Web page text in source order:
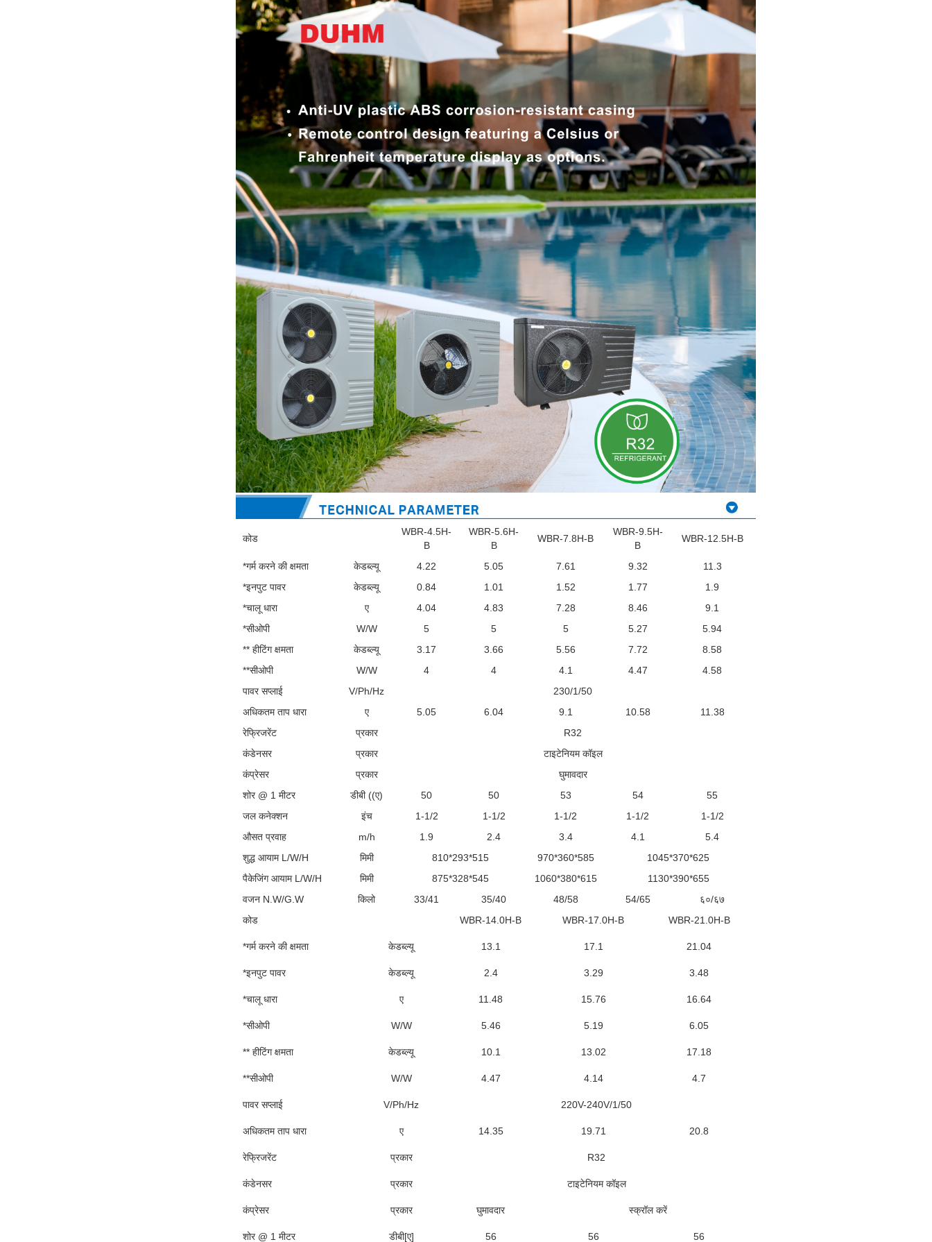
कोड
WBR-4.5H-
B
WBR-5.6H-
B
WBR-7.8H-B
WBR-9.5H-
B
WBR-12.5H-B
*गर्म करने की क्षमता केडब्ल्यू 4.22 5.05 7.61 9.32
11.3
*इनपुट पावर
केडब्ल्यू 0.84 1.01 1.52 1.77
1.9
*चालू धारा
ए 4.04 4.83 7.28 8.46
9.1
*सीओपी
W/W 5 5 5 5.27
5.94
** हीटिंग क्षमता
केडब्ल्यू 3.17 3.66 5.56 7.72
8.58
**सीओपी
W/W 4 4 4.1 4.47
4.58
पावर सप्लाई
V/Ph/Hz
230/1/50
अधिकतम ताप धारा
ए 5.05 6.04 9.1 10.58
11.38
रेफ्रिजरेंट
प्रकार
R32
कंडेनसर
प्रकार
टाइटेनियम कॉइल
कंप्रेसर
प्रकार
घुमावदार
शोर @ 1 मीटर
डीबी ((ए) 50 50 53 54
55
जल कनेक्शन
इंच 1-1/2 1-1/2 1-1/2 1-1/2
1-1/2
औसत प्रवाह
m/h 1.9 2.4 3.4 4.1
5.4
शुद्ध आयाम L/W/H
मिमी 810*293*515 970*360*585
1045*370*625
पैकेजिंग आयाम L/W/H
मिमी 875*328*545 1060*380*615
1130*390*655
वजन N.W/G.W
किलो 33/41 35/40 48/58 54/65
६०/६७
कोड
WBR-14.0H-B WBR-17.0H-B WBR-21.0H-B
*गर्म करने की क्षमता केडब्ल्यू 13.1 17.1 21.04
*इनपुट पावर केडब्ल्यू 2.4 3.29 3.48
*चालू धारा ए 11.48 15.76 16.64
*सीओपी W/W 5.46 5.19 6.05
** हीटिंग क्षमता केडब्ल्यू 10.1 13.02 17.18
**सीओपी W/W 4.47 4.14 4.7
पावर सप्लाई V/Ph/Hz 220V-240V/1/50
अधिकतम ताप धारा ए 14.35 19.71 20.8
रेफ्रिजरेंट प्रकार R32
कंडेनसर प्रकार टाइटेनियम कॉइल
कंप्रेसर प्रकार घुमावदार स्क्रॉल करें
शोर @ 1 मीटर डीबी[ए] 56 56 56